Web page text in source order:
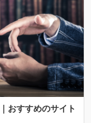
おすすめのサイト